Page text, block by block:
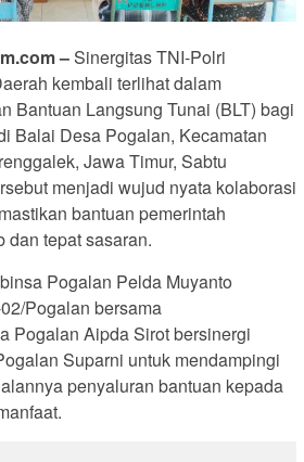
–Sinergitas TNI-Polri
kembali terlihat dalam
Bantuan Langsung Tunai (BLT) bagi
Balai Desa Pogalan, Kecamatan
Jawa Timur, Sabtu
menjadi wujud nyata kolaborasi
bantuan pemerintah
dan tepat sasaran.
Pogalan Pelda Muyanto
Pogalan bersama
Pogalan Aipda Sirot bersinergi
Suparni untuk mendampingi
penyaluran bantuan kepada